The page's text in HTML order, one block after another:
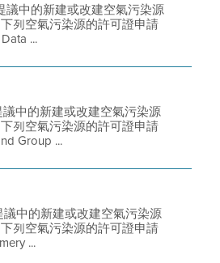
議中的新建或改建空氣污染源
列空氣污染源的許可證申請
...
中的新建或改建空氣污染源
列空氣污染源的許可證申請
Group ...
中的新建或改建空氣污染源
列空氣污染源的許可證申請
...